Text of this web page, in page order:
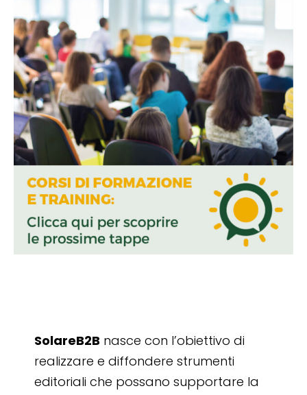
SolareB2B nasce con l’obiettivo di
realizzare e diffondere strumenti
editoriali che possano supportare la